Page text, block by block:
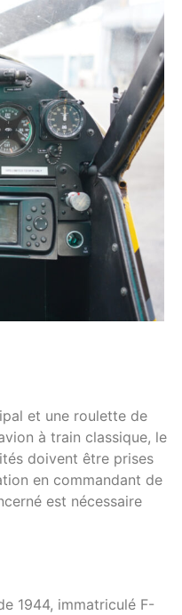
et une roulette de
à train classique, le
doivent être prises
en commandant de
est nécessaire
1944, immatriculé F-